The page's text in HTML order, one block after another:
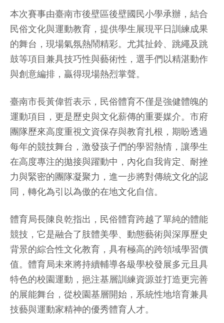
本次賽事由臺南市後壁區後壁國民小學承辦，結合
民俗文化與運動教育，提供學生展現平日訓練成果
的舞台，現場氣氛熱鬧精彩。尤其扯鈴、跳繩及跳
鼓等項目兼具技巧性與藝術性，選手們以精湛動作
與創意編排，贏得現場熱烈掌聲。
臺南市長黃偉哲表示，民俗體育不僅是強健體魄的
運動項目，更是歷史與文化薪傳的重要媒介。市府
團隊歷來高度重視文資保存與教育扎根，期盼透過
每年的競技舞台，激發孩子們的學習熱情，讓學生
在高度專注的拋接與躍動中，內化自我肯定、耐挫
力與緊密的團隊凝聚力，進一步將對傳統文化的認
同，轉化為引以為傲的在地文化自信。
體育局長陳良乾指出，民俗體育跨越了單純的體能
競技，它是融合了肢體美學、動態藝術與深厚歷史
背景的綜合性文化教育，具有極高的跨領域學習價
值。體育局未來將持續輔導各級學校發展多元且具
特色的校園運動，挹注基層訓練資源並打造更完善
的展能舞台，從校園基層開始，系統性地培育兼具
技藝與運動家精神的優秀體育人才。